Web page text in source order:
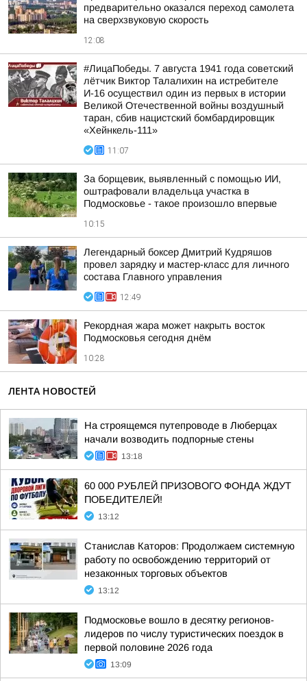
предварительно оказался переход самолета
на сверхзвуковую скорость
12:08
#ЛицаПобеды. 7 августа 1941 года советский
лётчик Виктор Талалихин на истребителе
И-16 осуществил один из первых в истории
Великой Отечественной войны воздушный
таран, сбив нацистский бомбардировщик
«Хейнкель-111»
11:07
За борщевик, выявленный с помощью ИИ,
оштрафовали владельца участка в
Подмосковье - такое произошло впервые
10:15
Легендарный боксер Дмитрий Кудряшов
провел зарядку и мастер-класс для личного
состава Главного управления
12:49
Рекордная жара может накрыть восток
Подмосковья сегодня днём
10:28
ЛЕНТА НОВОСТЕЙ
На строящемся путепроводе в Люберцах
начали возводить подпорные стены
13:18
60 000 РУБЛЕЙ ПРИЗОВОГО ФОНДА ЖДУТ
ПОБЕДИТЕЛЕЙ!
13:12
Станислав Каторов: Продолжаем системную
работу по освобождению территорий от
незаконных торговых объектов
13:12
Подмосковье вошло в десятку регионов-
лидеров по числу туристических поездок в
первой половине 2026 года
13:09